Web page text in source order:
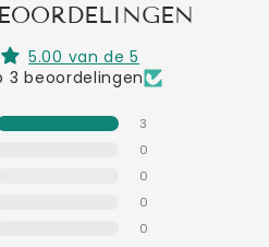
5.00 van de 5
3 beoordelingen
3
0
0
0
0